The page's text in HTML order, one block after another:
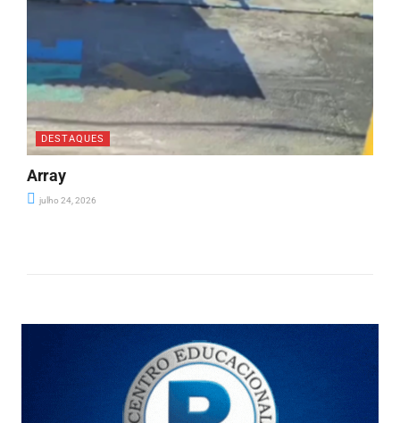
DESTAQUES
Array
julho 24, 2026